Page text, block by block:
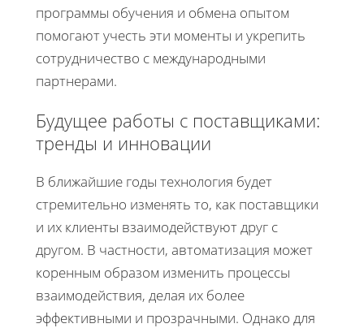
программы обучения и обмена опытом
помогают учесть эти моменты и укрепить
сотрудничество с международными
партнерами.
Будущее работы с поставщиками:
тренды и инновации
В ближайшие годы технология будет
стремительно изменять то, как поставщики
и их клиенты взаимодействуют друг с
другом. В частности, автоматизация может
коренным образом изменить процессы
взаимодействия, делая их более
эффективными и прозрачными. Однако для